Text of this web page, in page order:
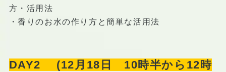
方・活用法
・香りのお水の作り方と簡単な活用法
DAY2 (12月18日 10時半から12時